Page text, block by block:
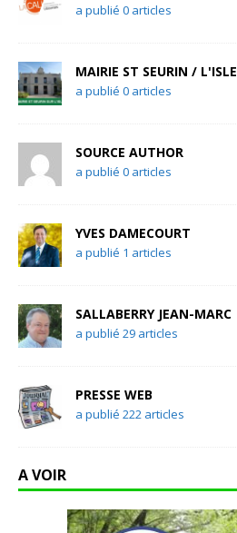
a publié 0 articles
MAIRIE ST SEURIN / L'ISLE
a publié 0 articles
SOURCE AUTHOR
a publié 0 articles
YVES DAMECOURT
a publié 1 articles
SALLABERRY JEAN-MARC
a publié 29 articles
PRESSE WEB
a publié 222 articles
A VOIR